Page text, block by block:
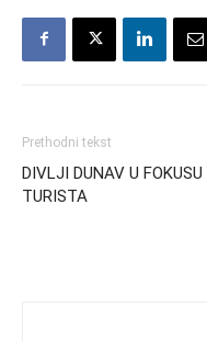
Prethodni tekst
DIVLJI DUNAV U FOKUSU
TURISTA